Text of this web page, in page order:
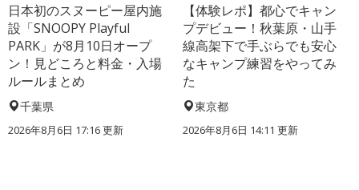
日本初のスヌーピー屋内施
設「SNOOPY Playful
PARK」が8月10日オープ
ン！見どころと料金・入場
ルールまとめ
千葉県
2026年8月6日 17:16更新
【体験レポ】都心でキャン
プデビュー！秋葉原・山手
線高架下で手ぶらでも安心
なキャンプ練習をやってみ
た
東京都
2026年8月6日 14:11 更新